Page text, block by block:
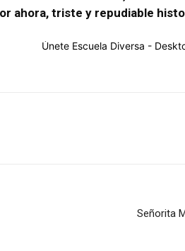
ahora, triste y repudiable
Señorita